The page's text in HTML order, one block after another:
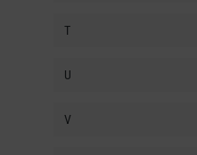
T
U
V